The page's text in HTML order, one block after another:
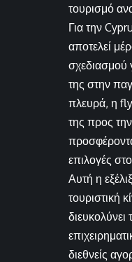
τουρισμό
Για την
αποτελεί
σχεδιασμού
της στην
πλευρά, η
της προς
επιλογές
Αυτή η
τουριστική
διευκολύνει
διεθνείς